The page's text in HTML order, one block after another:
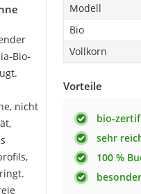
Bio-
nicht
Modell
Bio
Vollkorn
Vorteile
bio-
sehr
100 %